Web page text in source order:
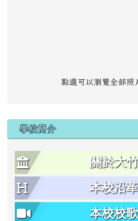
點選可以瀏覽全部照
學校簡介
關於大竹
本校沿革
本校校歌